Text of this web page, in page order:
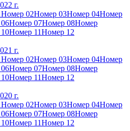
г.
Номер 02Номер 03Номер 04Номер
Номер 07Номер 08Номер
Номер 11Номер 12
г.
Номер 02Номер 03Номер 04Номер
Номер 07Номер 08Номер
Номер 11Номер 12
г.
Номер 02Номер 03Номер 04Номер
Номер 07Номер 08Номер
Номер 11Номер 12